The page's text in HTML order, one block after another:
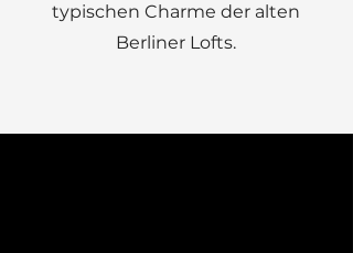
typischen Charme der alten
Berliner Lofts.